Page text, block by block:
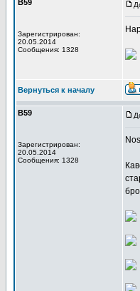
В59
Зарегистрирован:
20.05.2014
Сообщения: 1328
Вернуться к началу
В59
Зарегистрирован:
20.05.2014
Сообщения: 1328